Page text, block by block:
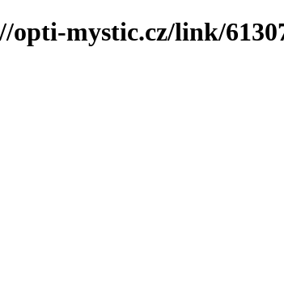
opti-mystic.cz/link/